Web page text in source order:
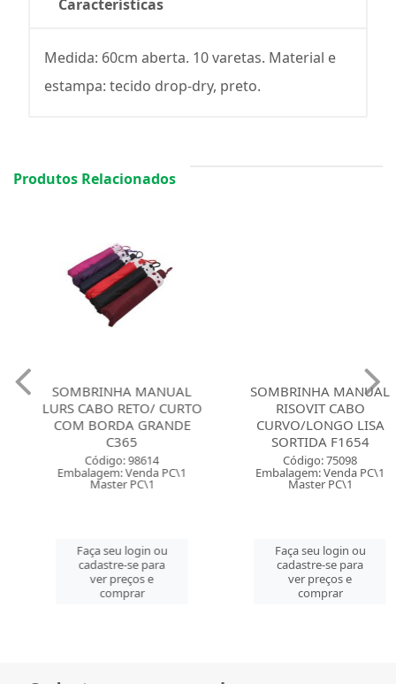
Características
Medida: 60cm aberta. 10 varetas. Material e
estampa: tecido drop-dry, preto.
Produtos Relacionados
SOMBRINHA MANUAL
LURS CABO RETO/ CURTO
COM BORDA GRANDE
C365
Código: 98614
Embalagem: Venda PC\1
Master PC\1
Faça seu login ou
cadastre-se para
ver preços e
comprar
SOMBRINHA MANUAL
RISOVIT CABO
CURVO/LONGO LISA
SORTIDA F1654
Código: 75098
Embalagem: Venda PC\1
Master PC\1
Faça seu login ou
cadastre-se para
ver preços e
comprar